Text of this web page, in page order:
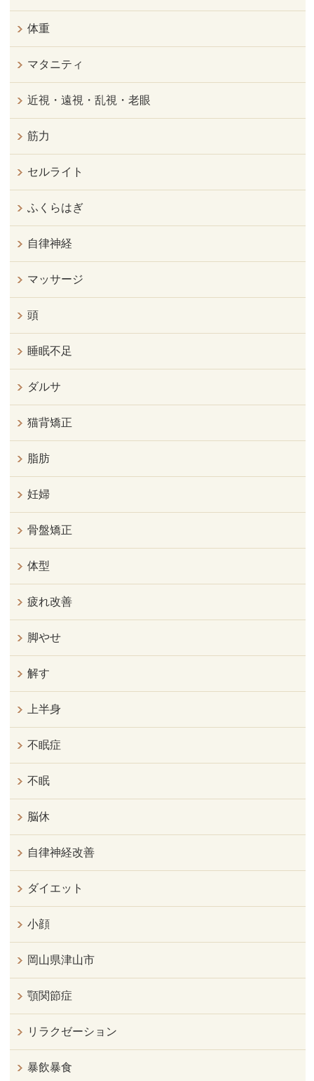
体重
マタニティ
近視・遠視・乱視・老眼
筋力
セルライト
ふくらはぎ
自律神経
マッサージ
頭
睡眠不足
ダルサ
猫背矯正
脂肪
妊婦
骨盤矯正
体型
疲れ改善
脚やせ
解す
上半身
不眠症
不眠
脳休
自律神経改善
ダイエット
小顔
岡山県津山市
顎関節症
リラクゼーション
暴飲暴食